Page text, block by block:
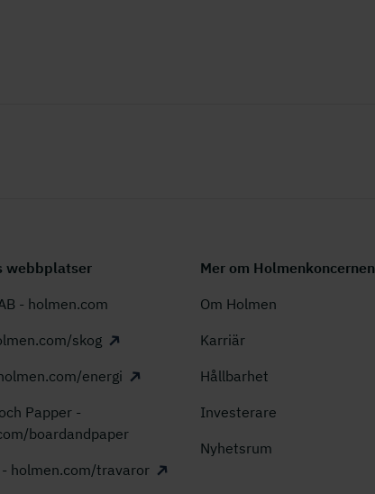
webbplatser
- holmen.com
skog
energi
Papper -
boardandpaper
holmen.com/travaror
Mer om Holmenkoncernen
Om Holmen
Karriär
Hållbarhet
Investerare
Nyhetsrum